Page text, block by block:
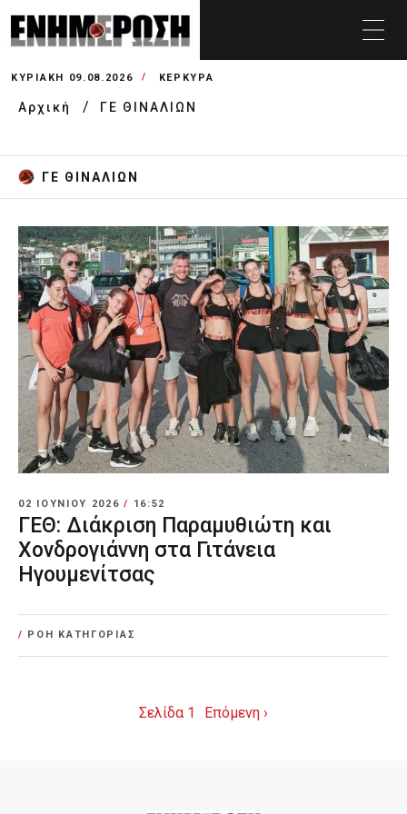
ΚΥΡΙΑΚΉ 09.08.2026 ΚΕΡΚΥΡΑ
Αρχική ΓΕ ΘΙΝΑΛΙΩΝ
ΓΕ ΘΙΝΑΛΙΩΝ
02 ΙΟΥΝΊΟΥ 2026/ 16:52
ΓΕΘ: Διάκριση Παραμυθιώτη και
Χονδρογιάννη στα Γιτάνεια
Ηγουμενίτσας
/ ΡΟΗ ΚΑΤΗΓΟΡΙΑΣ
Σελίδα 1 Επόμενη ›